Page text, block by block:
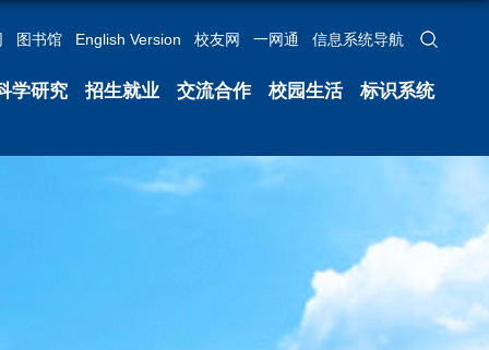
图书馆 English Version 校友网 一网通 信息系统导航
学研究 招生就业 交流合作 校园生活 标识系统